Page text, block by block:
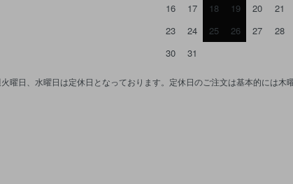
16
17 18 19 20 21
23
24 25 26 27 28
30
31
曜日、水曜日は定休日となっております。定休日のご注文は基本的には